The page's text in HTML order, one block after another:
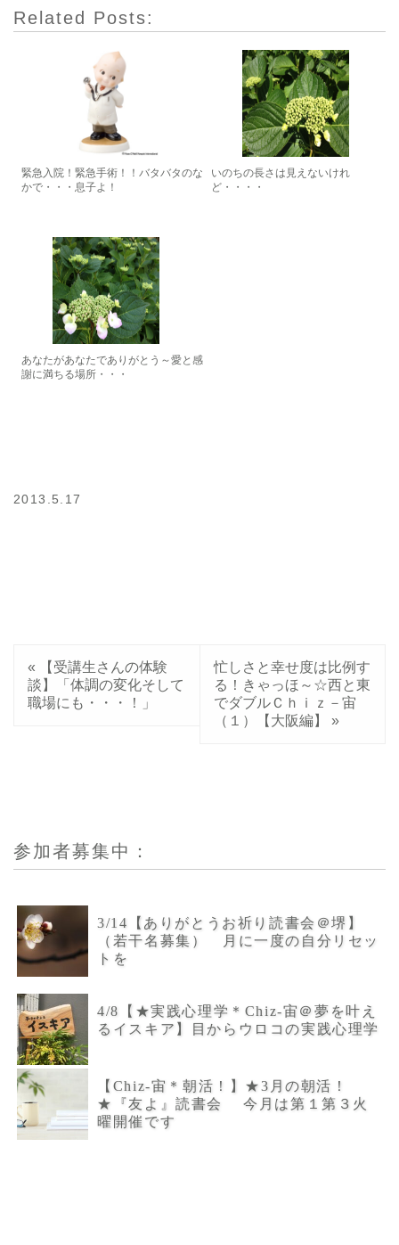
Related Posts:
緊急入院！緊急手術！！バタバタのな
かで・・・息子よ！
いのちの長さは見えないけれ
ど・・・・
あなたがあなたでありがとう～愛と感
謝に満ちる場所・・・
2013.5.17
«
【受講生さんの体験
談】「体調の変化そして
職場にも・・・！」
忙しさと幸せ度は比例す
る！きゃっほ～☆西と東
でダブルＣｈｉｚ－宙
（１）【大阪編】
»
参加者募集中：
3/14【ありがとうお祈り読書会＠堺】
（若干名募集） 月に一度の自分リセッ
トを
4/8【★実践心理学＊Chiz-宙＠夢を叶え
るイスキア】目からウロコの実践心理学
【Chiz-宙＊朝活！】★3月の朝活！
★『友よ』読書会 今月は第１第３火
曜開催です